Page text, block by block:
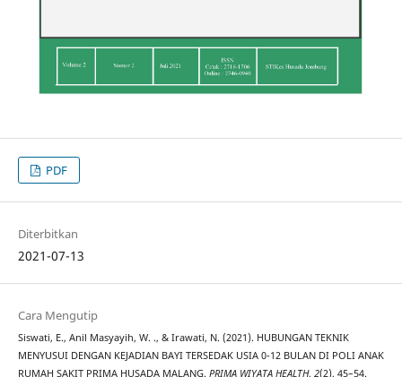
PDF
Diterbitkan
2021-07-13
Cara Mengutip
Siswati, E., Anil Masyayih, W. ., & Irawati, N. (2021). HUBUNGAN TEKNIK
MENYUSUI DENGAN KEJADIAN BAYI TERSEDAK USIA 0-12 BULAN DI POLI ANAK
RUMAH SAKIT PRIMA HUSADA MALANG. PRIMA WIYATA HEALTH, 2(2), 45–54.